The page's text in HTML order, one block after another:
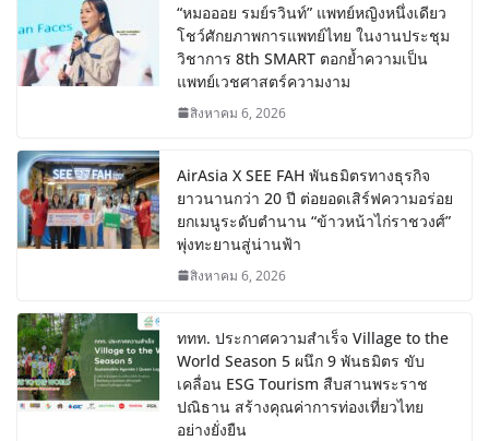
“หมอออย รมย์รวินท์” แพทย์หญิงหนึ่งเดียว
โชว์ศักยภาพการแพทย์ไทย ในงานประชุม
วิชาการ 8th SMART ตอกย้ำความเป็น
แพทย์เวชศาสตร์ความงาม
สิงหาคม 6, 2026
AirAsia X SEE FAH พันธมิตรทางธุรกิจ
ยาวนานกว่า 20 ปี ต่อยอดเสิร์ฟความอร่อย
ยกเมนูระดับตำนาน “ข้าวหน้าไก่ราชวงศ์”
พุ่งทะยานสู่น่านฟ้า
สิงหาคม 6, 2026
ททท. ประกาศความสำเร็จ Village to the
World Season 5 ผนึก 9 พันธมิตร ขับ
เคลื่อน ESG Tourism สืบสานพระราช
ปณิธาน สร้างคุณค่าการท่องเที่ยวไทย
อย่างยั่งยืน